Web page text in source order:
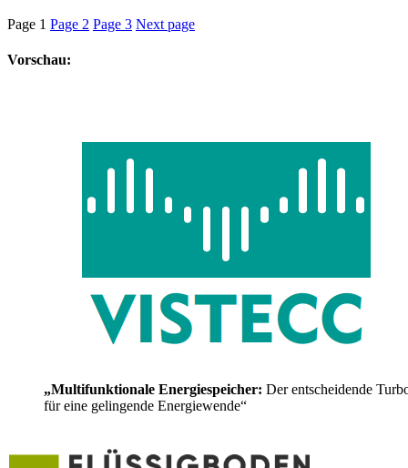
Page 1 Page 2 Page 3 Next page
Vorschau:
„Multifunktionale Energiespeicher: Der entscheidende
für eine gelingende Energiewende“